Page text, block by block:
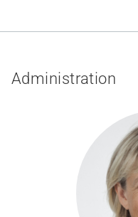
Administration